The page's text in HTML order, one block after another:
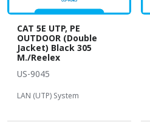
CAT 5E UTP, PE
OUTDOOR (Double
Jacket) Black 305
M./Reelex
US-9045
LAN (UTP) System